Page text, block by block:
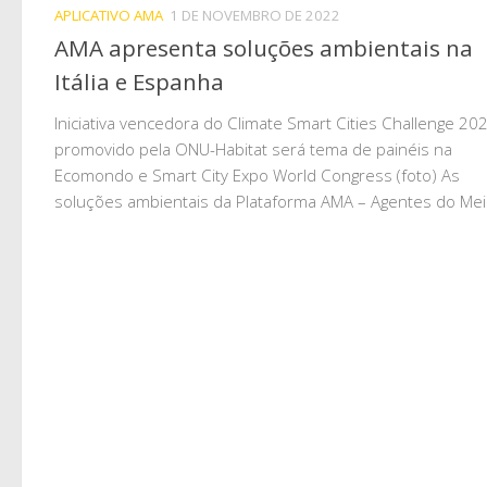
APLICATIVO AMA 1 DE NOVEMBRO DE 2022
AMA apresenta soluções ambientais na
Itália e Espanha
Iniciativa vencedora do Climate Smart Cities Challenge
promovido pela ONU-Habitat será tema de painéis na
Ecomondo e Smart City Expo World Congress (foto) As
soluções ambientais da Plataforma AMA – Agentes do